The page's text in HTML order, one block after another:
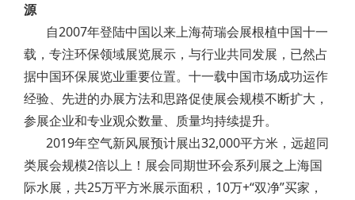
源
自2007年登陆中国以来上海荷瑞会展根植中国十一
载，专注环保领域展览展示，与行业共同发展，已然占
据中国环保展览业重要位置。十一载中国市场成功运作
经验、先进的办展方法和思路促使展会规模不断扩大，
参展企业和专业观众数量、质量均持续提升。
2019年空气新风展预计展出32,000平方米，远超同
类展会规模2倍以上！展会同期世环会系列展之上海国
际水展，共25万平方米展示面积，10万+“双净”买家，